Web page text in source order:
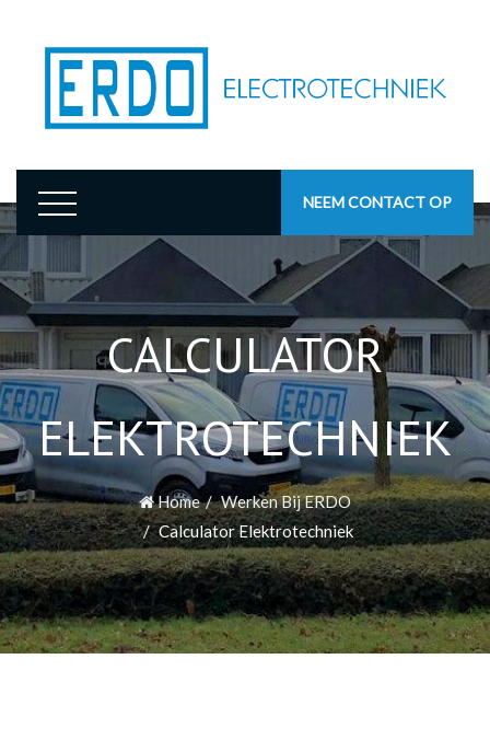
NEEM CONTACT OP
CALCULATOR
ELEKTROTECHNIEK
Home
Werken Bij ERDO
Calculator Elektrotechniek